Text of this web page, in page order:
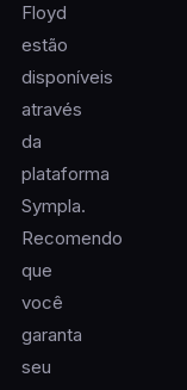
Floyd
estão
disponíveis
através
da
plataforma
Sympla.
Recomendo
que
você
garanta
seu